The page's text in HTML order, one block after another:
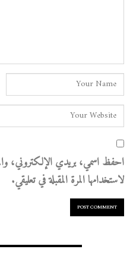
احفظ اسمي، بريدي الإلكتروني،
لاستخدامها المرة المقبلة في تعليقي.